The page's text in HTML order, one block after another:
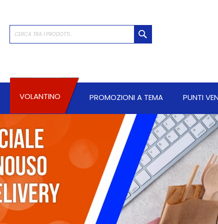
VOLANTINO PROMOZIONI A TEMA PUNTI